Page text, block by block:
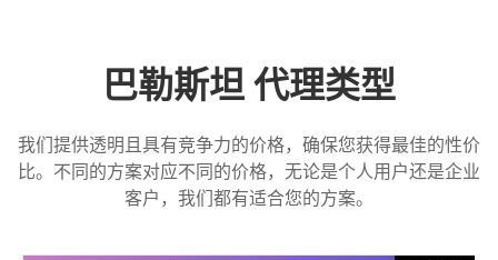
巴勒斯坦 代理类型
我们提供透明且具有竞争力的价格，确保您获得最佳的性价
比。不同的方案对应不同的价格，无论是个人用户还是企业
客户，我们都有适合您的方案。